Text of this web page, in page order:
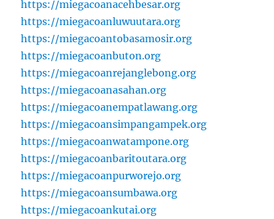
https://miegacoanacehbesar.org
https://miegacoanluwuutara.org
https://miegacoantobasamosir.org
https://miegacoanbuton.org
https://miegacoanrejanglebong.org
https://miegacoanasahan.org
https://miegacoanempatlawang.org
https://miegacoansimpangampek.org
https://miegacoanwatampone.org
https://miegacoanbaritoutara.org
https://miegacoanpurworejo.org
https://miegacoansumbawa.org
https://miegacoankutai.org